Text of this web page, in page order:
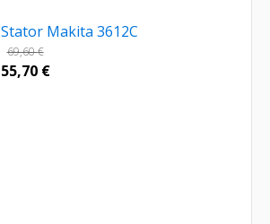
Stator Makita 3612C
69,60€
55,70 €